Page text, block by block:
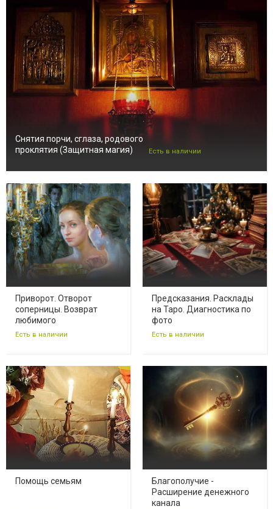
Снятия порчи, сглаза, родового
проклятия (Защитная магия)
Есть в наличии
Приворот. Отворот
соперницы. Возврат
любимого
Есть в наличии
Предсказания. Расклады
на Таро. Диагностика по
фото
Есть в наличии
Помощь семьям
Благополучие -
Расширение денежного
канала